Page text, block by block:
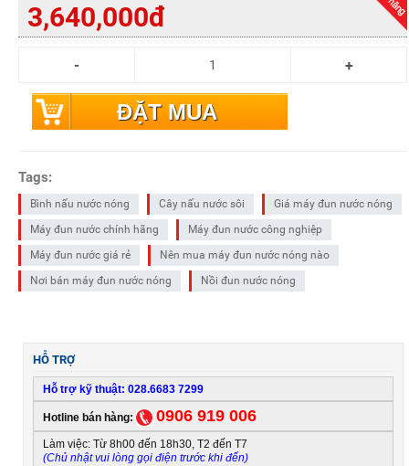
3,640,000đ
ĐẶT MUA
Tags:
Bình nấu nước nóng Cây nấu nước sôi
Giá máy đun nước nóng
Máy đun nước chính hãng
Máy đun nước công nghiệp
Máy đun nước giá rẻ
Nên mua máy đun nước nóng nào
Nơi bán máy đun nước nóng
Nồi đun nước nóng
HỖ TRỢ
Hỗ trợ kỹ thuật: 028.6683 7299
Hotline bán hàng: 0906 919 006
Làm việc: Từ 8h00 đến 18h30, T2 đến T7
(Chủ nhật vui lòng gọi điện trước khi đến)